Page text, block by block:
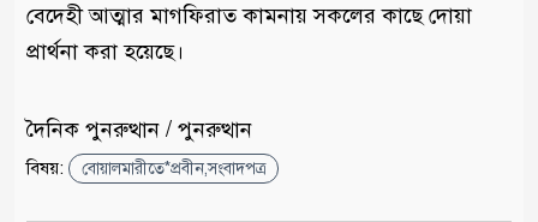
বেদেহী আত্মার মাগফিরাত কামনায় সকলের কাছে দোয়া
প্রার্থনা করা হয়েছে।
দৈনিক পুনরুত্থান / পুনরুত্থান
বিষয়: বোয়ালমারীতে*প্রবীন,সংবাদপত্র